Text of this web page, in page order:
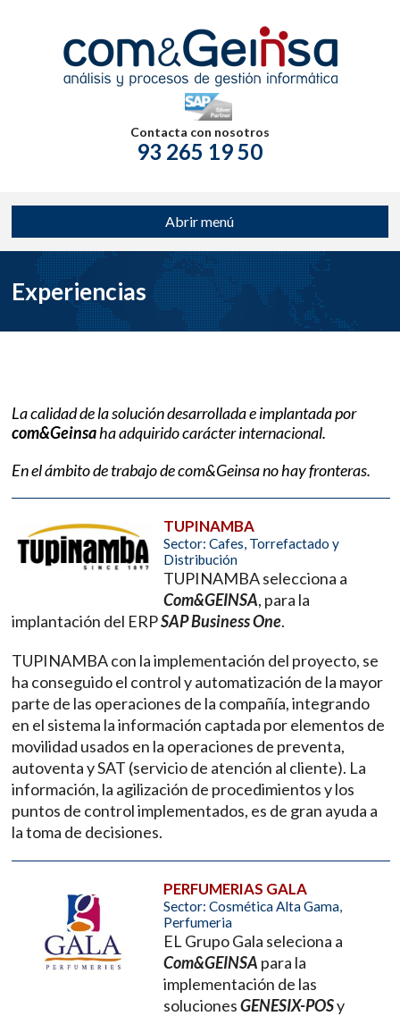
Contacta con nosotros
93 265 19 50
Abrir menú
Experiencias
La calidad de la solución desarrollada e implantada por
com&Geinsaha adquirido carácter internacional.
En el ámbito de trabajo de com&Geinsa no hay fronteras.
TUPINAMBA
Sector: Cafes, Torrefactado y
Distribución
TUPINAMBA selecciona a
Com&GEINSA, para la
implantación del ERPSAP Business One.
TUPINAMBA con la implementación del proyecto, se
ha conseguido el control y automatización de la mayor
parte de las operaciones de la compañía, integrando
en el sistema la información captada por elementos de
movilidad usados en la operaciones de preventa,
autoventa y SAT (servicio de atención al cliente). La
información, la agilización de procedimientos y los
puntos de control implementados, es de gran ayuda a
la toma de decisiones.
PERFUMERIAS GALA
Sector: Cosmética Alta Gama,
Perfumeria
EL Grupo Gala seleciona a
Com&GEINSA para la
implementación de las
solucionesGENESIX-POSy